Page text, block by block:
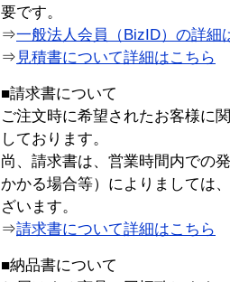
要です。
⇒一般法人会員（BizID）の詳細
⇒ 見積書について詳細はこちら
■請求書について
ご注文時に希望されたお客様に
しております。
尚、請求書は、営業時間内での
かかる場合等）によりましては
ざいます。
⇒請求書について詳細はこちら
■納品書について